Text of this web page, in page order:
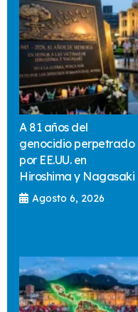
A 81 años del
genocidio perpetrado
por EE.UU. en
Hiroshima y Nagasaki
Agosto 6, 2026